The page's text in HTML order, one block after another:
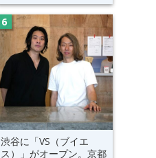
渋谷に「VS（ブイエ
ス）」がオープン。京都